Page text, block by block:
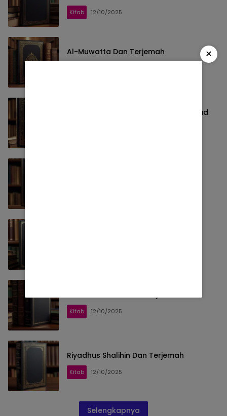
Kitab 12/10/2025
Al-Muwatta Dan Terjemah
Aunul Ma’bud Syarah Sunan Abu Daud
Kitab 12/10/2025
Riyadhus Shalihin Dan Terjemah
Kitab 12/10/2025
Selengkapnya
×